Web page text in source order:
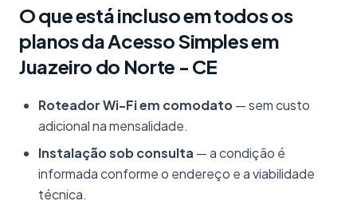
O que está incluso em todos os
planos da Acesso Simples em
Juazeiro do Norte - CE
Roteador Wi-Fi em comodato— sem custo
adicional na mensalidade.
Instalação sob consulta — a condição é
informada conforme o endereço e a viabilidade
técnica.